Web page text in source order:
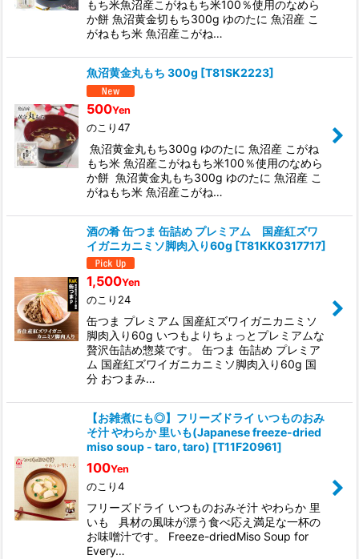
もち米魚沼産こがねもち米100％使用のなめら
か餅 魚沼黄金切もち300g ゆのたに 魚沼産 こ
がねもち米 魚沼産こがね…
魚沼黄金丸もち 300g [T81SK2223]
500Yen
のこり47
魚沼黄金丸もち300g ゆのたに 魚沼産 こがね
もち米 魚沼産こがねもち米100％使用のなめら
か餅 魚沼黄金丸もち300g ゆのたに 魚沼産 こ
がねもち米 魚沼産こがね…
酒の肴 缶つま 缶詰め プレミアム 国産紅ズワ
イガニカニミソ脚肉入り60g [T81KK0317717]
1,500Yen
のこり24
缶つま プレミアム 国産紅ズワイガニカニミソ
脚肉入り60g いつもよりちょっとプレミアムな
贅沢缶詰め惣菜です。 缶つま 缶詰め プレミア
ム 国産紅ズワイガニカニミソ脚肉入り60g 国
分 おつまみ…
【お雑煮にも◎】フリーズドライ いつものおみ
そ汁 やわらか 里いも(Japanese freeze-dried
miso soup - taro, taro) [T11F20961]
100Yen
のこり4
フリーズドライ いつものおみそ汁 やわらか 里
いも 具材の風味が漂う食べ応え満足な一杯の
お味噌汁です。 Freeze-driedMiso Soup for
Every…